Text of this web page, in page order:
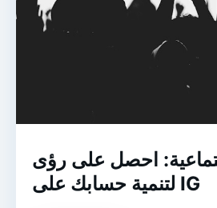
احصل على رؤى
لتنمية حسابك على IG